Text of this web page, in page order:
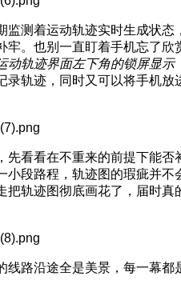
监测着运动轨迹实时生成状态
牢。也别一直盯着手机忘了欣
动轨迹界面左下角的锁屏显示
录轨迹，同时又可以将手机放
先看看在不重来的前提下能否
小段路程，轨迹图的瑕疵并不
把轨迹图彻底画花了，届时真
线路沿途全是美景，每一幕都